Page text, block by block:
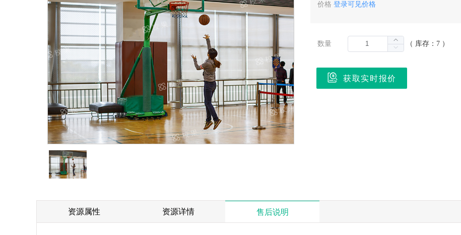
价格 登录可见价格
数量 （ 库存：7 ）
获取实时报价
资源属性 资源详情 售后说明